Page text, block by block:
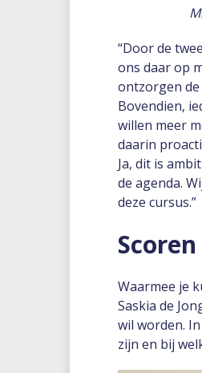
“Door de
ons daar op
ontzorgen de
Bovendien,
willen meer
daarin
Ja, dit is
de agenda.
deze cursus.”
Waarmee je
Saskia de
wil worden.
zijn en bij